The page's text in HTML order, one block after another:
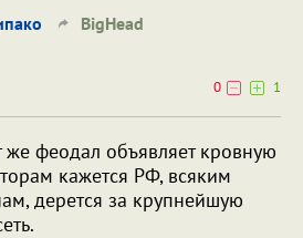
BigHead
0
1
же феодал объявляет кровную
кажется РФ, всяким
дерется за крупнейшую